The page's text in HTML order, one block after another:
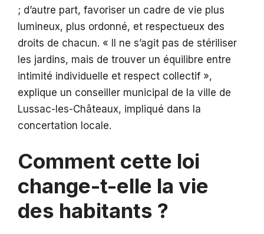
; d’autre part, favoriser un cadre de vie plus
lumineux, plus ordonné, et respectueux des
droits de chacun. « Il ne s’agit pas de stériliser
les jardins, mais de trouver un équilibre entre
intimité individuelle et respect collectif »,
explique un conseiller municipal de la ville de
Lussac-les-Châteaux, impliqué dans la
concertation locale.
Comment cette loi
change-t-elle la vie
des habitants ?